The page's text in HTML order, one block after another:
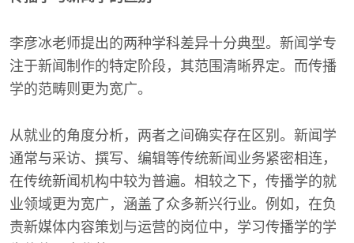
李彦冰老师提出的两种学科差异十分典型。新闻学专
注于新闻制作的特定阶段，其范围清晰界定。而传播
学的范畴则更为宽广。
从就业的角度分析，两者之间确实存在区别。新闻学
通常与采访、撰写、编辑等传统新闻业务紧密相连，
在传统新闻机构中较为普遍。相较之下，传播学的就
业领域更为宽广，涵盖了众多新兴行业。例如，在负
责新媒体内容策划与运营的岗位中，学习传播学的学